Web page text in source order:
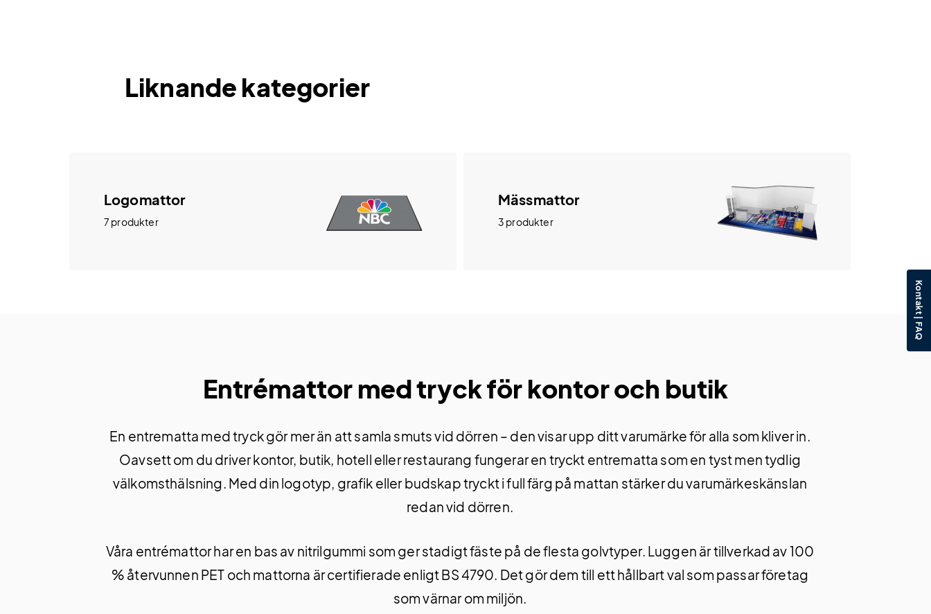
Liknande kategorier
Logomattor
7 produkter
Mässmattor
3 produkter
Entrémattor med tryck för kontor och butik
En entrematta med tryck gör mer än att samla smuts vid dörren – den visar upp ditt varumärke för alla som kliver in.
Oavsett om du driver kontor, butik, hotell eller restaurang fungerar en tryckt entrematta som en tyst men tydlig
välkomsthälsning. Med din logotyp, grafik eller budskap tryckt i full färg på mattan stärker du varumärkeskänslan
redan vid dörren.
Våra entrémattor har en bas av nitrilgummi som ger stadigt fäste på de flesta golvtyper. Luggen är tillverkad av 100
% återvunnen PET och mattorna är certifierade enligt BS 4790. Det gör dem till ett hållbart val som passar företag
som värnar om miljön.